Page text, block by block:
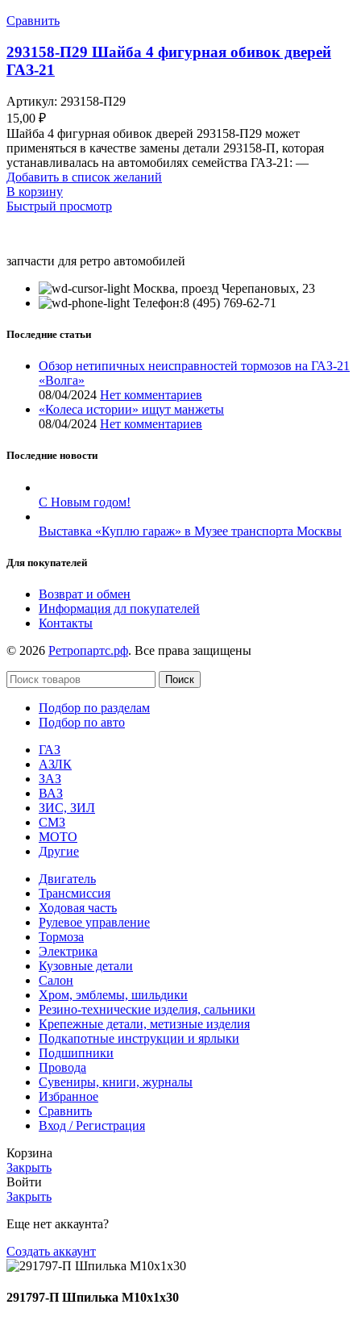
Сравнить
293158-П29 Шайба 4 фигурная обивок дверей
ГАЗ-21
Артикул: 293158-П29
15,00 ₽
Шайба 4 фигурная обивок дверей 293158-П29 может
применяться в качестве замены детали 293158-П, которая
устанавливалась на автомобилях семейства ГАЗ-21: —
Добавить в список желаний
В корзину
Быстрый просмотр
запчасти для ретро автомобилей
Москва, проезд Черепановых, 23
Телефон:8 (495) 769-62-71
Последние статьи
Обзор нетипичных неисправностей тормозов на ГАЗ-21
«Волга»
08/04/2024 Нет комментариев
«Колеса истории» ищут манжеты
08/04/2024 Нет комментариев
Последние новости
С Новым годом!
Выставка «Куплю гараж» в Музее транспорта Москвы
Для покупателей
Возврат и обмен
Информация дл покупателей
Контакты
© 2026 Ретропартс.рф. Все права защищены
Поиск
Подбор по разделам
Подбор по авто
ГАЗ
АЗЛК
ЗАЗ
ВАЗ
ЗИС, ЗИЛ
СМЗ
МОТО
Другие
Двигатель
Трансмиссия
Ходовая часть
Рулевое управление
Тормоза
Электрика
Кузовные детали
Салон
Хром, эмблемы, шильдики
Резино-технические изделия, сальники
Крепежные детали, метизные изделия
Подкапотные инструкции и ярлыки
Подшипники
Провода
Сувениры, книги, журналы
Избранное
Сравнить
Вход / Регистрация
Корзина
Закрыть
Войти
Закрыть
Еще нет аккаунта?
Создать аккаунт
291797-П Шпилька М10х1х30